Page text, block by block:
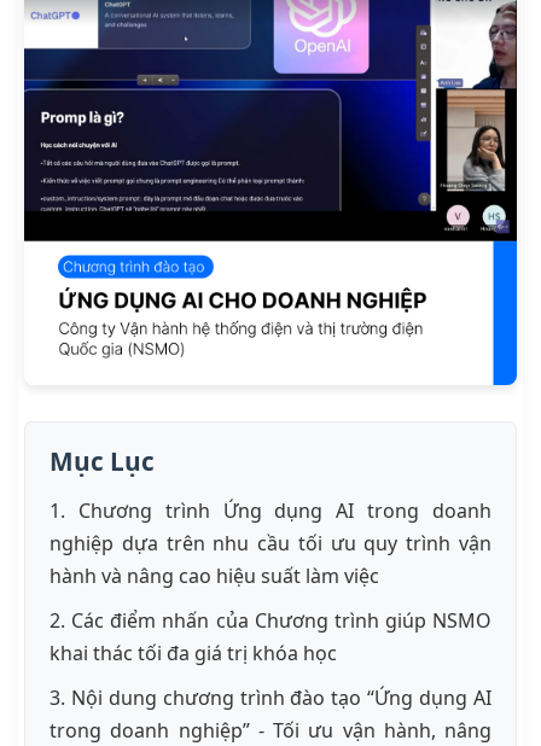
Mục Lục
1. Chương trình Ứng dụng AI trong doanh
nghiệp dựa trên nhu cầu tối ưu quy trình vận
hành và nâng cao hiệu suất làm việc
2. Các điểm nhấn của Chương trình giúp NSMO
khai thác tối đa giá trị khóa học
3. Nội dung chương trình đào tạo “Ứng dụng AI
trong doanh nghiệp” - Tối ưu vận hành, nâng